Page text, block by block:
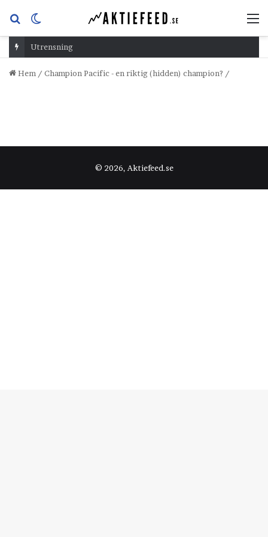
Sök
efterskin
Utrensning
Hem / Champion Pacific - en riktig (hidden) champion? /
© 2026, Aktiefeed.se